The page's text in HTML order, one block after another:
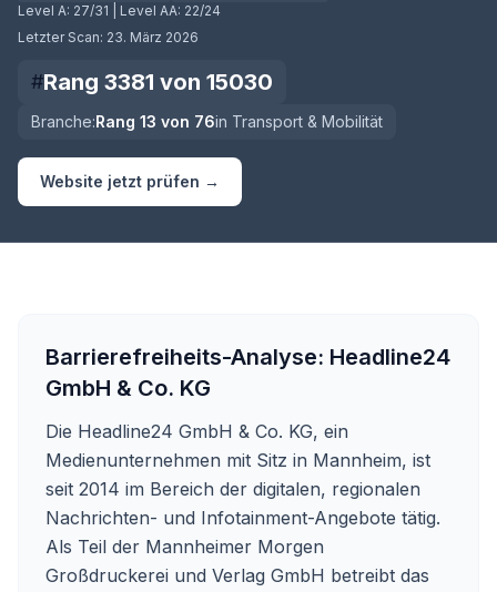
Level A: 27/31 | Level AA: 22/24
Letzter Scan: 23. März 2026
#Rang 3381 von 15030
Branche:Rang 13 von 76in Transport & Mobilität
Website jetzt prüfen →
Barrierefreiheits-Analyse: Headline24
GmbH & Co. KG
Die Headline24 GmbH & Co. KG, ein
Medienunternehmen mit Sitz in Mannheim, ist
seit 2014 im Bereich der digitalen, regionalen
Nachrichten- und Infotainment-Angebote tätig.
Als Teil der Mannheimer Morgen
Großdruckerei und Verlag GmbH betreibt das